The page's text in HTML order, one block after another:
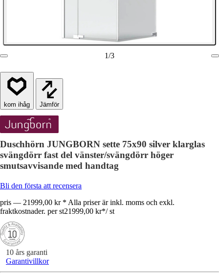
1/3
Jämför
Duschhörn JUNGBORN sette 75x90 silver klarglas
svängdörr fast del vänster/svängdörr höger
smutsavvisande med handtag
Bli den första att recensera
pris — 21999,00 kr * Alla priser är inkl. moms och exkl.
fraktkostnader. per st21999,00 kr*/ st
10 års garanti
Garantivillkor